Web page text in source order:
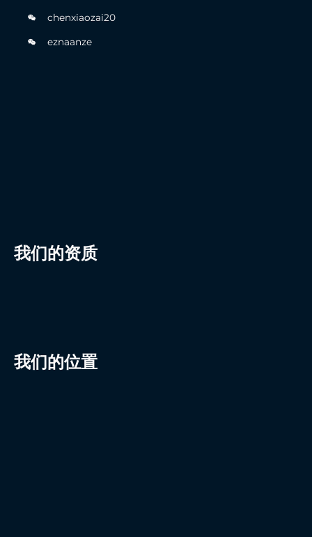
chenxiaozai20
eznaanze
我们的资质